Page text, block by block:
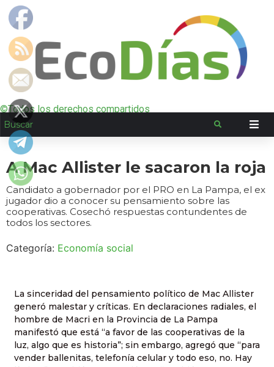
©Todos los derechos compartidos
A Mac Allister le sacaron la roja
Candidato a gobernador por el PRO en La Pampa, el ex
jugador dio a conocer su pensamiento sobre las
cooperativas. Cosechó respuestas contundentes de
todos los sectores.
Categoría: Economía social
La sinceridad del pensamiento político de Mac Allister
generó malestar y críticas. En declaraciones radiales, el
hombre de Macri en la Provincia de La Pampa
manifestó que está “a favor de las cooperativas de la
luz, algo que es historia”; sin embargo, agregó que “para
vender ballenitas, telefonía celular y todo eso, no. Hay